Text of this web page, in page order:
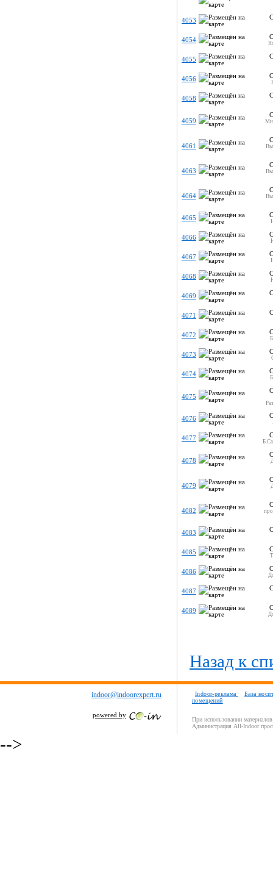
4053
4054
4055
4056
4058
4059
4061
4063
4064
4065
4066
4067
4068
4069
4071
4072
4073
4074
4075
4076
4077
4078
4079
4082
4083
4085
4086
4087
4089
Назад к
indoor@indoorexpert.ru
powered by
Indoor-реклама
База
помещений
При использовании
Администрация All-Indoor
-->